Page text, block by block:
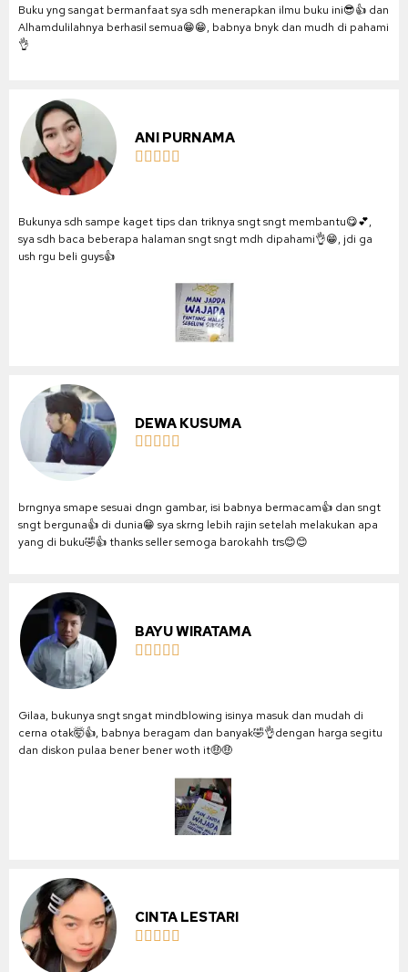
Buku yng sangat bermanfaat sya sdh menerapkan ilmu buku ini😎👍 dan
Alhamdulilahnya berhasil semua😁😁, babnya bnyk dan mudh di pahami
👌
ANI PURNAMA
    
Bukunya sdh sampe kaget tips dan triknya sngt sngt membantu😋💕,
sya sdh baca beberapa halaman sngt sngt mdh dipahami👌😁, jdi ga
ush rgu beli guys👍
DEWA KUSUMA
    
brngnya smape sesuai dngn gambar, isi babnya bermacam👍 dan sngt
sngt berguna👍 di dunia😁 sya skrng lebih rajin setelah melakukan apa
yang di buku🤣👍 thanks seller semoga barokahh trs😊😊
BAYU WIRATAMA
    
Gilaa, bukunya sngt sngat mindblowing isinya masuk dan mudah di
cerna otak🤯👍, babnya beragam dan banyak🤣👌dengan harga segitu
dan diskon pulaa bener bener woth it🤑🤑
CINTA LESTARI
    